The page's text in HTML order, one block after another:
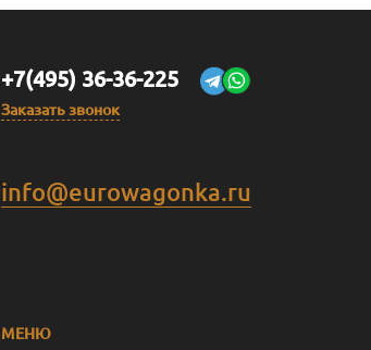
+7(495) 36-36-225
Заказать звонок
info@eurowagonka.ru
МЕНЮ